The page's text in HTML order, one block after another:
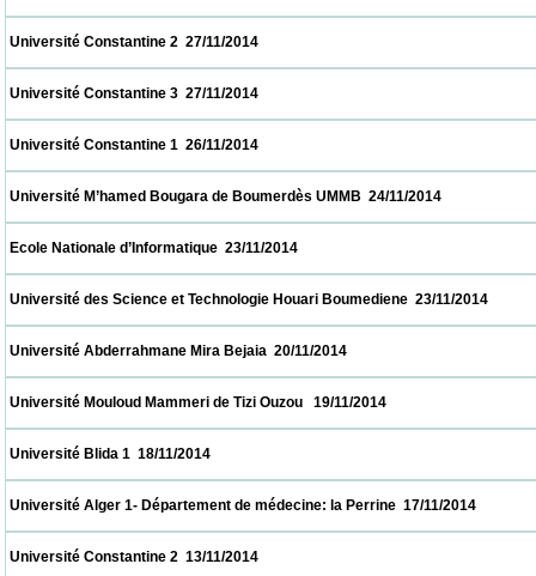
Université Constantine 2  27/11/2014
Université Constantine 3  27/11/2014
Université Constantine 1  26/11/2014
Université M’hamed Bougara de Boumerdès UMMB  24/11/
Ecole Nationale d’Informatique  23/11/2014
Université des Science et Technologie Houari Boumediene  23/
Université Abderrahmane Mira Bejaia  20/11/2014
Université Mouloud Mammeri de Tizi Ouzou   19/11/2014
Université Blida 1  18/11/2014
Université Alger 1- Département de médecine: la Perrine  17/
Université Constantine 2  13/11/2014